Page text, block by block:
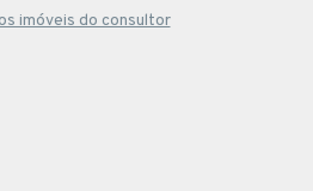
imóveis do consultor